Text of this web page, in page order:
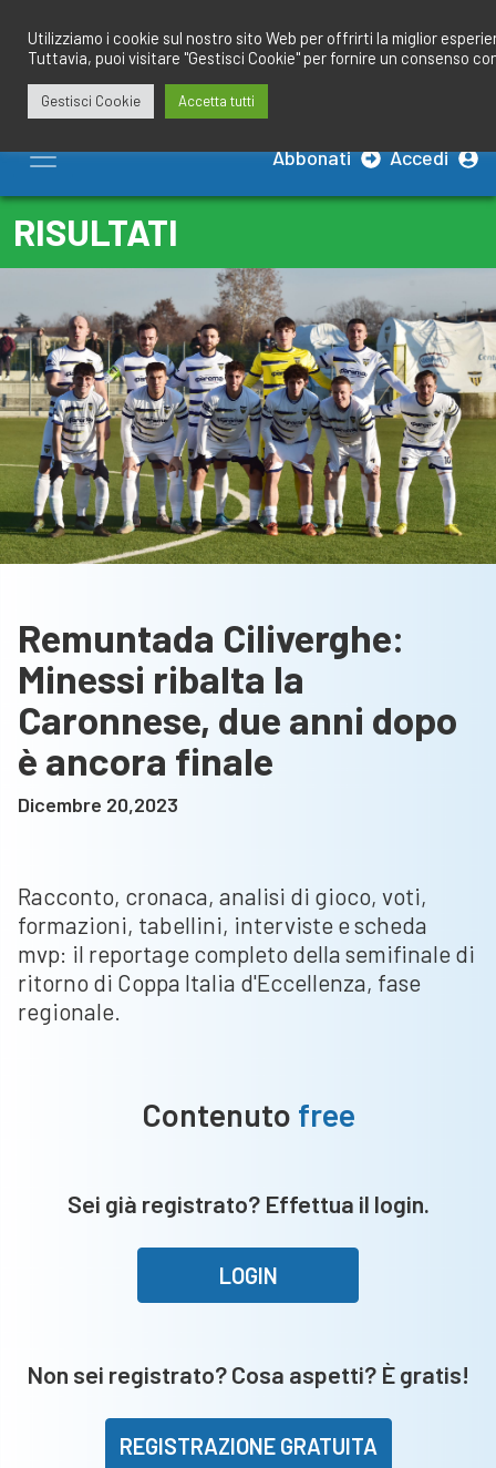
contenuto
Abbonati Accedi
RISULTATI
Remuntada Ciliverghe:
Minessi ribalta la
Caronnese, due anni dopo
è ancora finale
Dicembre 20,2023
Racconto, cronaca, analisi di gioco, voti,
formazioni, tabellini, interviste e scheda
mvp: il reportage completo della semifinale di
ritorno di Coppa Italia d'Eccellenza, fase
regionale.
Contenuto free
Sei già registrato? Effettua il login.
LOGIN
Non sei registrato? Cosa aspetti? È gratis!
REGISTRAZIONE GRATUITA
Utilizziamo i cookie sul nostro sito Web per offrirti la miglior
Tuttavia, puoi visitare "Gestisci Cookie" per fornire un consenso
Gestisci Cookie Accetta tutti